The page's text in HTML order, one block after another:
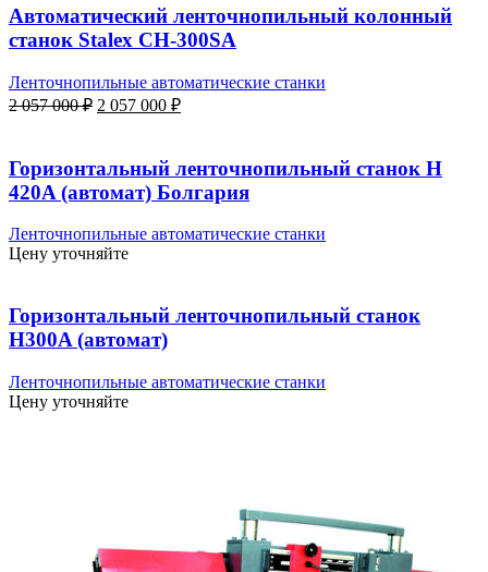
Автоматический ленточнопильный колонный
станок Stalex CH-300SA
Ленточнопильные автоматические станки
2 057 000₽ Первоначальная
057
000 ₽.
2 057 000 ₽Текущая
000 ₽.
Горизонтальный ленточнопильный станок H
420A (автомат) Болгария
Ленточнопильные автоматические станки
Цену уточняйте
Горизонтальный ленточнопильный станок
H300A (автомат)
Ленточнопильные автоматические станки
Цену уточняйте